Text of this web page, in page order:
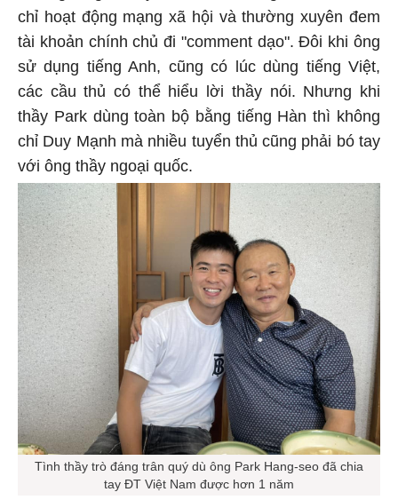
chỉ hoạt động mạng xã hội và thường xuyên đem
tài khoản chính chủ đi "comment dạo". Đôi khi ông
sử dụng tiếng Anh, cũng có lúc dùng tiếng Việt,
các cầu thủ có thể hiểu lời thầy nói. Nhưng khi
thầy Park dùng toàn bộ bằng tiếng Hàn thì không
chỉ Duy Mạnh mà nhiều tuyển thủ cũng phải bó tay
với ông thầy ngoại quốc.
Tình thầy trò đáng trân quý dù ông Park Hang-seo đã chia
tay ĐT Việt Nam được hơn 1 năm